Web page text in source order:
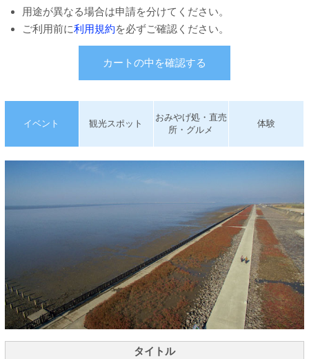
用途が異なる場合は申請を分けてください。
ご利用前に利用規約を必ずご確認ください。
カートの中を確認する
イベント 観光スポット
おみやげ処・直売
所・グルメ
体験
タイトル